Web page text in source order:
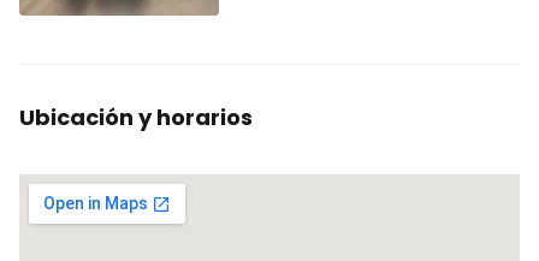
Ubicación y horarios